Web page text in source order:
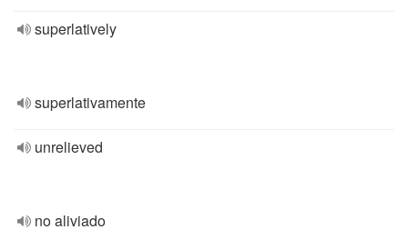
superlatively
superlativamente
unrelieved
no aliviado